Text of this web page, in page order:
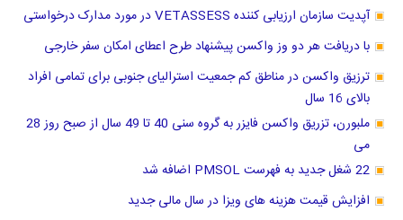
آپدیت سازمان ارزیابی کننده VETASSESS در مورد مدارک درخواستی
با دریافت هر دو وز واکسن پیشنهاد طرح اعطای امکان سفر خارجی
ترزیق واکسن در مناطق کم جمعیت استرالیای جنوبی برای تمامی افراد
بالای 16 سال
ملبورن، تزریق واکسن فایزر به گروه سنی 40 تا 49 سال از صبح روز 28
می
22 شغل جدید به فهرست PMSOL اضافه شد
افزایش قیمت هزینه های ویزا در سال مالی جدید